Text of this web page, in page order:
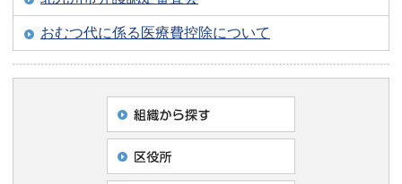
おむつ代に係る医療費控除について